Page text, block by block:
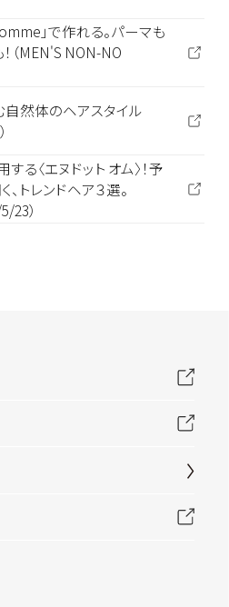
」で作れる。パーマも
（MEN'S NON-NO
自然体のヘアスタイル
る〈エヌドット オム〉！予
トレンドヘア３選。
23）